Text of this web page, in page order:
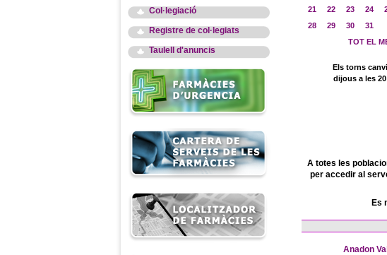
Col·legiació
Registre de col·legiats
Taulell d'anuncis
21
22 23 24
28
29 30
31
TOT EL
Els torns
dijous a les
A totes les
per accedir al
Es
Anadon